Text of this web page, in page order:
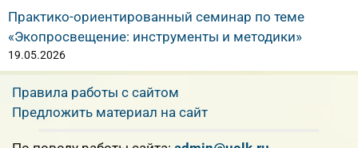
Практико-ориентированный семинар по теме
«Экопросвещение: инструменты и методики»
19.05.2026
Правила работы с сайтом
Предложить материал на сайт